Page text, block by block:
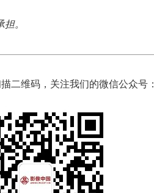
。
二维码，关注我们的微信公众号：